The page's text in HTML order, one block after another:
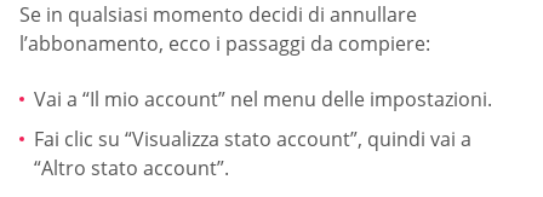
Se in qualsiasi momento decidi di annullare
l’abbonamento, ecco i passaggi da compiere:
Vai a “Il mio account” nel menu delle impostazioni.
Fai clic su “Visualizza stato account”, quindi vai a
“Altro stato account”.